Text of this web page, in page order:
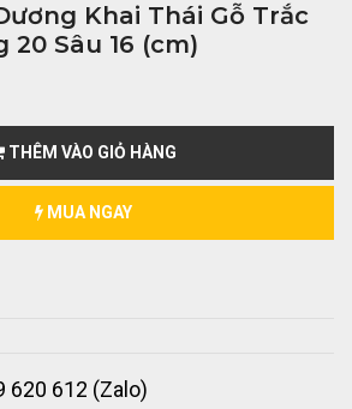
Khai Thái Gỗ Trắc
20 Sâu 16 (cm)
THÊM VÀO GIỎ HÀNG
MUA NGAY
620 612 (Zalo)